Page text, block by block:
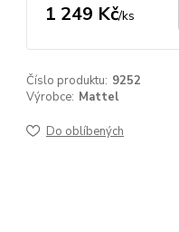
1 249 Kč/ks
Číslo produktu: 9252
Výrobce: Mattel
Do oblíbených